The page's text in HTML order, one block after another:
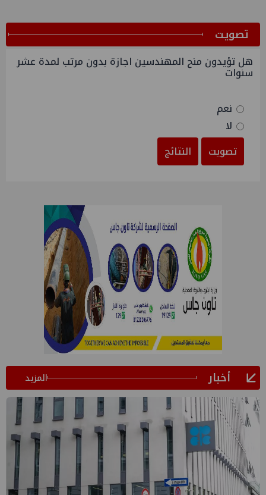
ﺗﺼﻮﻳﺖ
هل تؤيدون منح المهندسين اجازة بدون مرتب لمدة عشر
سنوات
نعم
لا
تصويت
النتائج
أخبار المزيد